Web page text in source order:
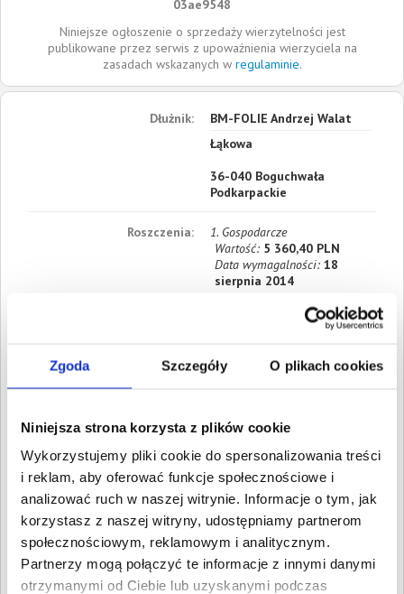
Zgoda Szczegóły O plikach cookies
Niniejsza strona korzysta z plików cookie
Wykorzystujemy pliki cookie do spersonalizowania treści
i reklam, aby oferować funkcje społecznościowe i
analizować ruch w naszej witrynie. Informacje o tym, jak
korzystasz z naszej witryny, udostępniamy partnerom
społecznościowym, reklamowym i analitycznym.
Partnerzy mogą połączyć te informacje z innymi danymi
otrzymanymi od Ciebie lub uzyskanymi podczas
03ae9548
Niniejsze ogłoszenie o sprzedaży wierzytelności jest
publikowane przez serwis z upoważnienia wierzyciela na
zasadach wskazanych w regulaminie.
Dłużnik:
BM-FOLIE Andrzej Walat
Łąkowa
36-040 Boguchwała
Podkarpackie
Roszczenia:
1. Gospodarcze
Wartość: 5 360,40 PLN
Data wymagalności:18
sierpnia 2014
3 848,00 PLN
sierpnia 2014
Data wymagalności:
sierpnia 2014
4. Gospodarcze
Wartość:5 088,60 PLN
Data wymagalności:8
sierpnia 2014
5. Gospodarcze
Wartość:13 962,00 PLN